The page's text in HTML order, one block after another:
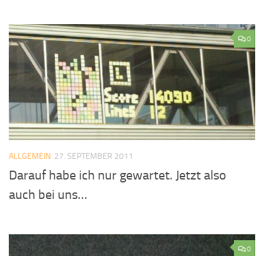
0
ALLGEMEIN 27. SEPTEMBER 2011
Darauf habe ich nur gewartet. Jetzt also
auch bei uns…
0